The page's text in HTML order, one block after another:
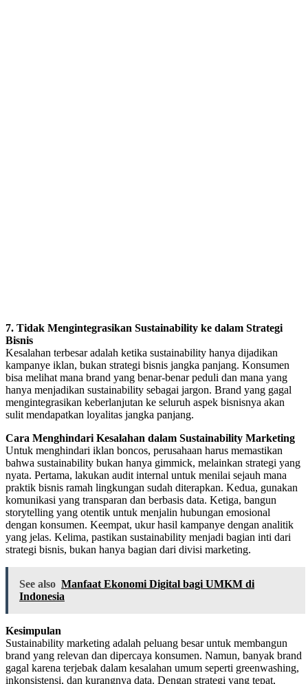
7. Tidak Mengintegrasikan Sustainability ke dalam Strategi
Bisnis
Kesalahan terbesar adalah ketika sustainability hanya dijadikan
kampanye iklan, bukan strategi bisnis jangka panjang. Konsumen
bisa melihat mana brand yang benar-benar peduli dan mana yang
hanya menjadikan sustainability sebagai jargon. Brand yang gagal
mengintegrasikan keberlanjutan ke seluruh aspek bisnisnya akan
sulit mendapatkan loyalitas jangka panjang.
Cara Menghindari Kesalahan dalam Sustainability Marketing
Untuk menghindari iklan boncos, perusahaan harus memastikan
bahwa sustainability bukan hanya gimmick, melainkan strategi yang
nyata. Pertama, lakukan audit internal untuk menilai sejauh mana
praktik bisnis ramah lingkungan sudah diterapkan. Kedua, gunakan
komunikasi yang transparan dan berbasis data. Ketiga, bangun
storytelling yang otentik untuk menjalin hubungan emosional
dengan konsumen. Keempat, ukur hasil kampanye dengan analitik
yang jelas. Kelima, pastikan sustainability menjadi bagian inti dari
strategi bisnis, bukan hanya bagian dari divisi marketing.
See also Manfaat Ekonomi Digital bagi UMKM di
Indonesia
Kesimpulan
Sustainability marketing adalah peluang besar untuk membangun
brand yang relevan dan dipercaya konsumen. Namun, banyak brand
gagal karena terjebak dalam kesalahan umum seperti greenwashing,
inkonsistensi, dan kurangnya data. Dengan strategi yang tepat,